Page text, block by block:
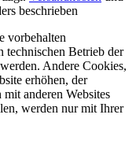
beschrieben
vorbehalten
technischen Betrieb der
Andere Cookies,
erhöhen, der
anderen Websites
werden nur mit Ihrer